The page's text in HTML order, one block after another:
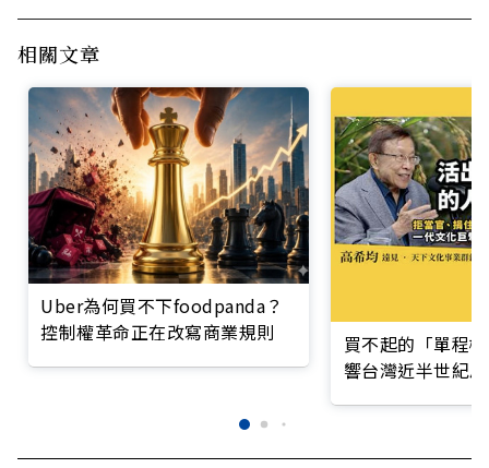
相關文章
Uber為何買不下foodpanda？
控制權革命正在改寫商業規則
買不起的「單程
響台灣近半世紀